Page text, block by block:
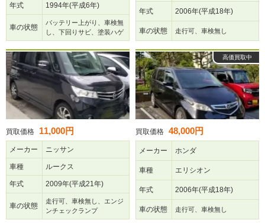
年式 1994年(平成6年)
車の状態
バッテリー上がり、車検無
し、下回りサビ、塗装ハゲ
年式 2006年(平成18年)
車の状態 走行可、車検無し
買取価格 11,000円
メーカー ニッサン
車種 ルークス
年式 2009年(平成21年)
車の状態
走行可、車検無し、エンジ
ンチェックランプ
高価買取中
買取価格 48,000円
メーカー ホンダ
車種 エリシオン
年式 2006年(平成18年)
車の状態 走行可、車検無し